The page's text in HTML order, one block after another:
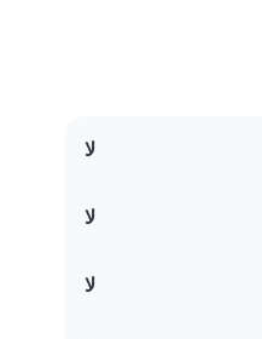
لا
لا
لا